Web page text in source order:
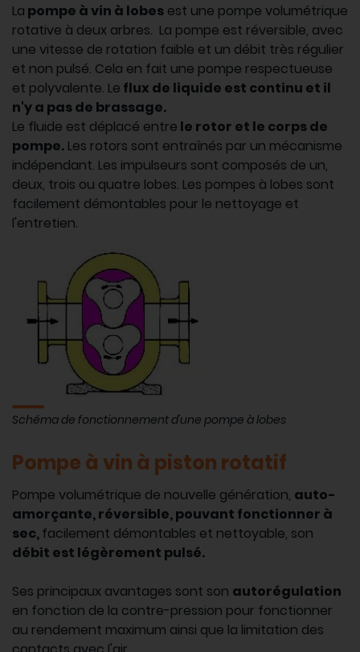
La pompe à vin à lobes est une pompe volumétrique
rotative à deux arbres. La pompe est réversible, avec
une vitesse de rotation faible et un débit très régulier
et non pulsé. Cela en fait une pompe respectueuse
et polyvalente. Le flux de liquide est continu et il
n'y a pas de brassage.
Le fluide est déplacé entre le rotor et le corps de
pompe. Les rotors sont entraînés par un mécanisme
indépendant. Les impulseurs sont composés de un,
deux, trois ou quatre lobes. Les pompes à lobes sont
facilement démontables pour le nettoyage et
l'entretien.
Schéma de fonctionnement d'une pompe à lobes
Pompe à vin à piston rotatif
Pompe volumétrique de nouvelle génération, auto-
amorçante, réversible, pouvant fonctionner à
sec,facilement démontables et nettoyable, son
débit est légèrement pulsé.
Ses principaux avantages sont son autorégulation
en fonction de la contre-pression pour fonctionner
au rendement maximum ainsi que la limitation des